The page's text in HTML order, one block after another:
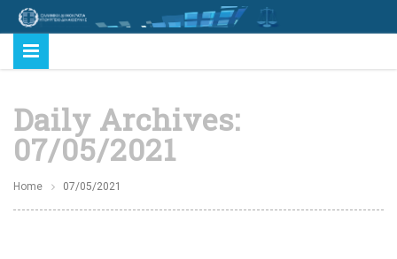
Daily Archives:
07/05/2021
Home 07/05/2021